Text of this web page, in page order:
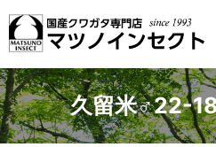
久留米♂22-